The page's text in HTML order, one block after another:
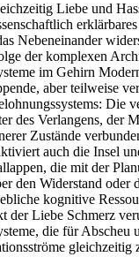
Liebe und
Nebeneinander
der komplexen
im Gehirn
aber teilweise
Die
des Verlangens, der
Zustände
auch die Insel
die mit der
den Widerstand oder
kognitive
der Liebe Schmerz
die für Abscheu
gleichzeitig